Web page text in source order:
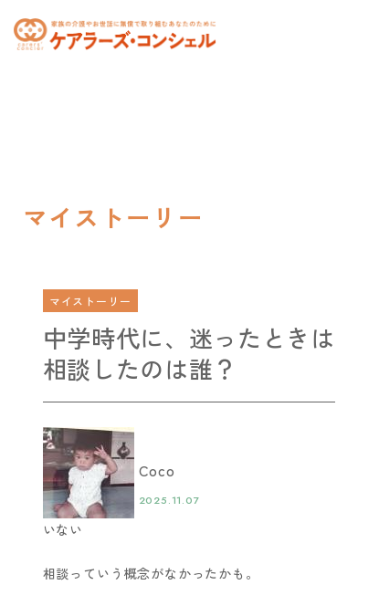
toggle
navigation
マイストーリー
マイストーリー
中学時代に、迷ったときは
相談したのは誰？
Coco
2025.11.07
いない
相談っていう概念がなかったかも。